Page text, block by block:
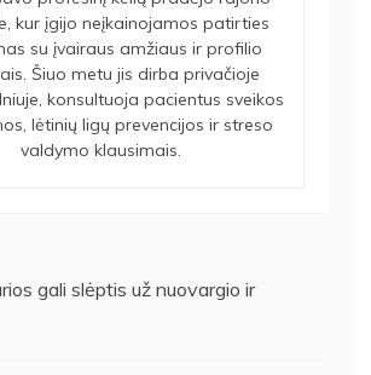
kur įgijo neįkainojamos patirties
su įvairaus amžiaus ir profilio
Šiuo metu jis dirba privačioje
konsultuoja pacientus sveikos
lėtinių ligų prevencijos ir streso
valdymo klausimais.
gali slėptis už nuovargio ir